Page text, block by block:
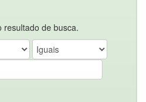
resultado de busca.